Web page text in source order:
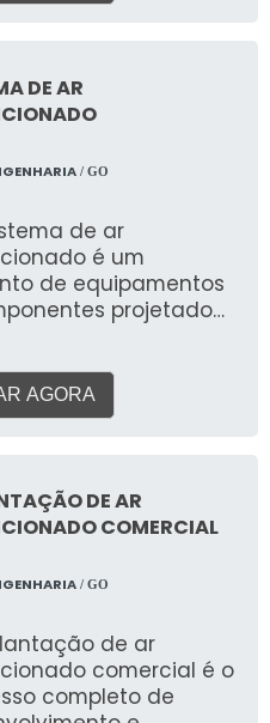
escritórios, lojas
espaços. Ao
industriais, o foco
a experiência
DE AR
/ GO
de ar
é um
de equipamentos
projetado
umidade,
e circulação do ar
a pessoas ou para
condições ideais
sensíveis, a
são
para a eficiência,
e produtividade.
AGORA
DE AR
COMERCIAL
/ GO
de ar
comercial é o
completo de